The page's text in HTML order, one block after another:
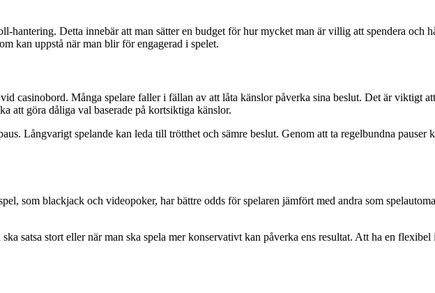
hantering. Detta innebär att man sätter en budget för hur mycket man är villig att spendera och
kan uppstå när man blir för engagerad i spelet.
casinobord. Många spelare faller i fällan av att låta känslor påverka sina beslut. Det är viktigt
att göra dåliga val baserade på kortsiktiga känslor.
Långvarigt spelande kan leda till trötthet och sämre beslut. Genom att ta regelbundna pauser
som blackjack och videopoker, har bättre odds för spelaren jämfört med andra som
satsa stort eller när man ska spela mer konservativt kan påverka ens resultat. Att ha en flexibel